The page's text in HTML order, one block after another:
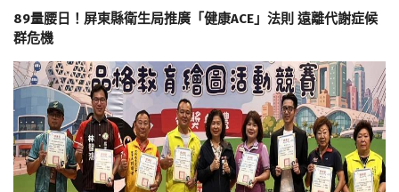
89量腰日！屏東縣衛生局推廣「健康ACE」法則 遠離代謝症候
群危機